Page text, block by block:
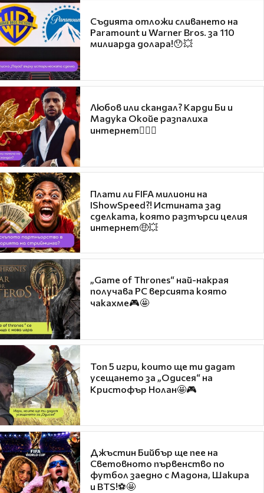
Съдията отложи сливането на
Paramount и Warner Bros. за 110
милиарда долара!😯💥
Любов или скандал? Карди Би и
Мадука Окойе разпалиха
интернет❤️‍🔥🔥
Плати ли FIFA милиони на
IShowSpeed?! Истината зад
сделката, която разтърси целия
интернет🤑💥
„Game of Thrones“ най-накрая
получава PC версията която
чакахме🎮🤩
Топ 5 игри, които ще ти дадат
усещането за „Одисея“ на
Кристофър Нолан🤩🎮
Джъстин Бийбър ще пее на
Световното първенство по
футбол заедно с Мадона, Шакира
и BTS!⚽🤩